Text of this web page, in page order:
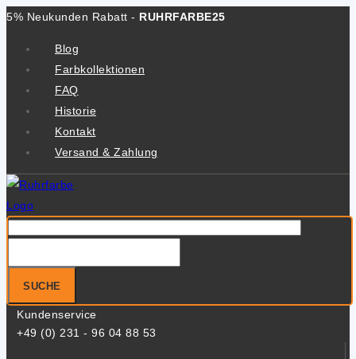
Zum
5% Neukunden Rabatt - RUHRFARBE25
Blog
Farbkollektionen
FAQ
Historie
Kontakt
Versand & Zahlung
nach:
SUCHE
Kundenservice
+49 (0) 231 - 96 04 88 53